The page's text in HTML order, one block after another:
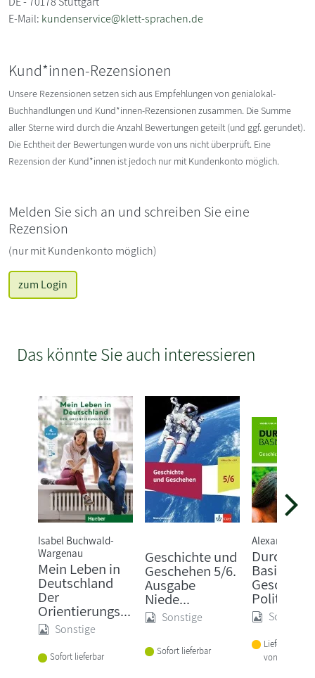
E-Mail: kundenservice@klett-sprachen.de
Kund*innen-Rezensionen
Unsere Rezensionen setzen sich aus Empfehlungen von genialokal-
Buchhandlungen und Kund*innen-Rezensionen zusammen. Die Summe
aller Sterne wird durch die Anzahl Bewertungen geteilt (und ggf. gerundet).
Die Echtheit der Bewertungen wurde von uns nicht überprüft. Eine
Rezension der Kund*innen ist jedoch nur mit Kundenkonto möglich.
Melden Sie sich an und schreiben Sie eine
Rezension
(nur mit Kundenkonto möglich)
zum Login
Das könnte Sie auch interessieren
Isabel Buchwald-
Wargenau
Mein Leben in
Deutschland
Der
Orientierungs...
Sonstige
Sofort lieferbar
Geschichte und
Geschehen 5/6.
Ausgabe
Niede...
Sonstige
Sofort lieferbar
Alexandra
Durchblick
Basis
Politik 5 /
Sonstige
Lieferbar
von 1-2